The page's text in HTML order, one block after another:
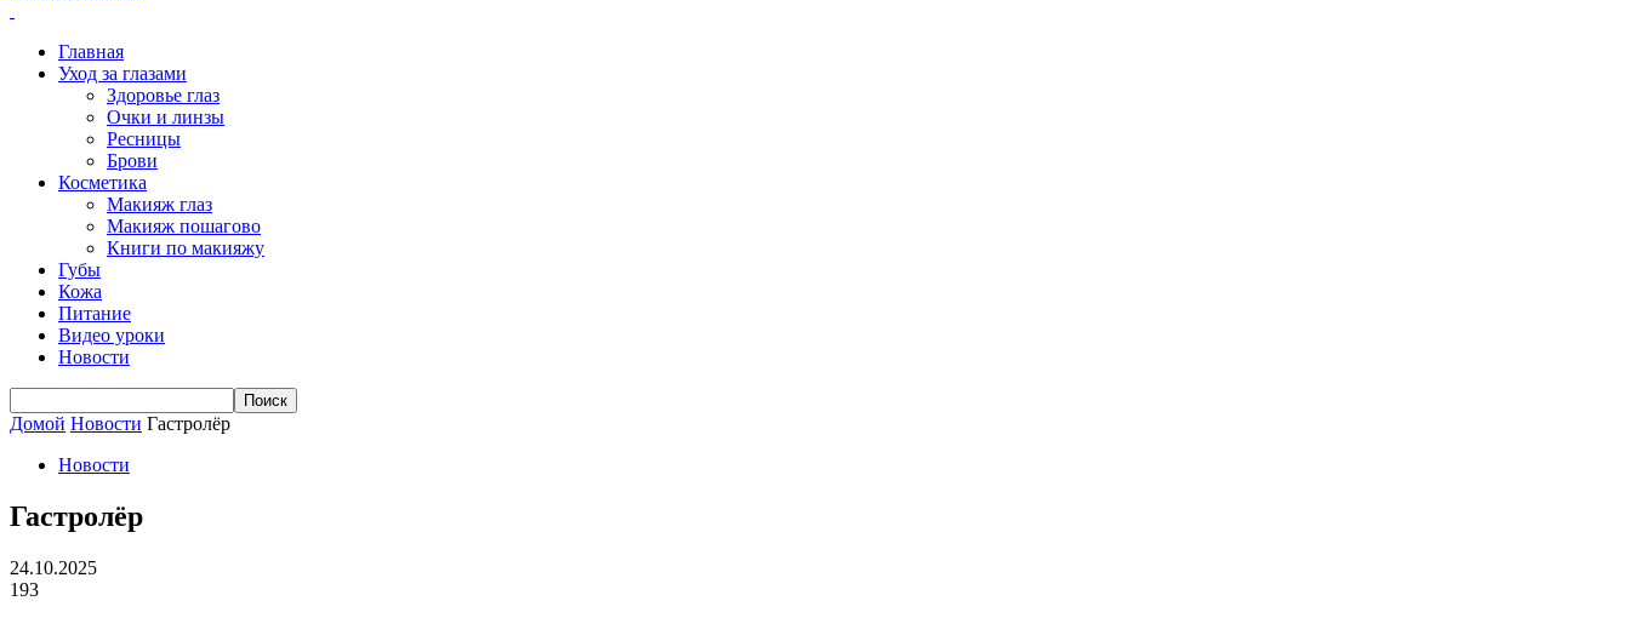
Главная
Уход за глазами
Здоровье глаз
Очки и линзы
Ресницы
Брови
Косметика
Макияж глаз
Макияж пошагово
Книги по макияжу
Губы
Кожа
Питание
Видео уроки
Новости
Домой Новости Гастролёр
Новости
Гастролёр
24.10.2025
193